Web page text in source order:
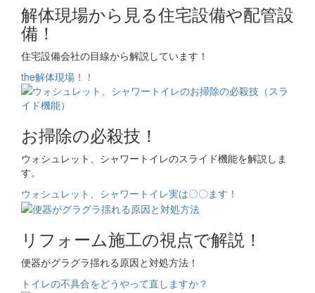
解体現場から見る住宅設備や配管設
備！
住宅設備会社の目線から解説しています！
the解体現場！！
お掃除の必殺技！
ウォシュレット、シャワートイレのスライド機能を解説しま
す。
ウォシュレット、シャワートイレ実は〇〇ます！
リフォーム施工の視点で解説！
便器がグラグラ揺れる原因と対処方法！
トイレの不具合をどうやって直しますか？